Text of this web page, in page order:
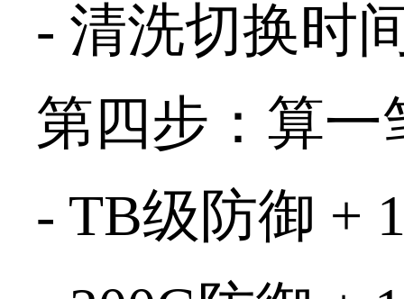
- 清洗切换时
第四步：算一
- TB级防御 +